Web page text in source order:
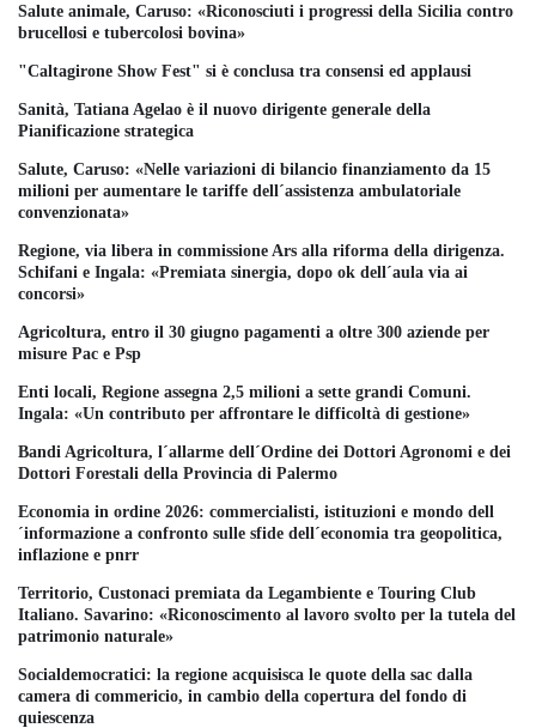
Salute animale, Caruso: «Riconosciuti i progressi della Sicilia contro
brucellosi e tubercolosi bovina»
"Caltagirone Show Fest" si è conclusa tra consensi ed applausi
Sanità, Tatiana Agelao è il nuovo dirigente generale della
Pianificazione strategica
Salute, Caruso: «Nelle variazioni di bilancio finanziamento da 15
milioni per aumentare le tariffe dell´assistenza ambulatoriale
convenzionata»
Regione, via libera in commissione Ars alla riforma della dirigenza.
Schifani e Ingala: «Premiata sinergia, dopo ok dell´aula via ai
concorsi»
Agricoltura, entro il 30 giugno pagamenti a oltre 300 aziende per
misure Pac e Psp
Enti locali, Regione assegna 2,5 milioni a sette grandi Comuni.
Ingala: «Un contributo per affrontare le difficoltà di gestione»
Bandi Agricoltura, l´allarme dell´Ordine dei Dottori Agronomi e dei
Dottori Forestali della Provincia di Palermo
Economia in ordine 2026: commercialisti, istituzioni e mondo dell
´informazione a confronto sulle sfide dell´economia tra geopolitica,
inflazione e pnrr
Territorio, Custonaci premiata da Legambiente e Touring Club
Italiano. Savarino: «Riconoscimento al lavoro svolto per la tutela del
patrimonio naturale»
Socialdemocratici: la regione acquisisca le quote della sac dalla
camera di commericio, in cambio della copertura del fondo di
quiescenza